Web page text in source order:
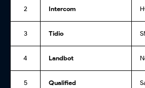
2 Intercom
3 Tidio
4 Landbot
5 Qualified